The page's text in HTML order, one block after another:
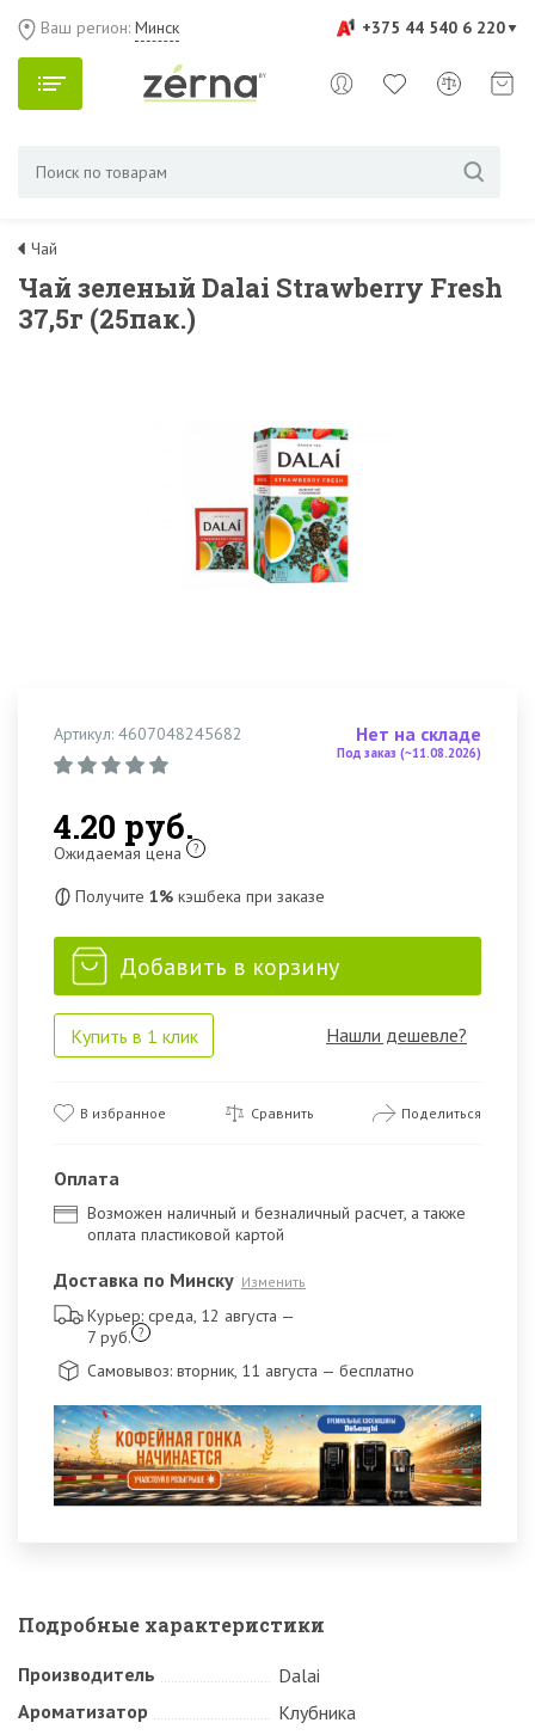
+375 44 540 6 220
Ваш регион: Минск
Чай
Чай зеленый Dalai Strawberry Fresh
37,5г (25пак.)
Артикул: 4607048245682 Нет на складе
Под заказ (~11.08.2026)
4.20 руб.
Ожидаемая цена ?
Получите 1% кэшбека при заказе
Добавить в корзину
Купить в 1 клик Нашли дешевле?
В избранное Сравнить Поделиться
Оплата
Возможен наличный и безналичный расчет, а также
оплата пластиковой картой
Доставка по Минску Изменить
Курьер: среда, 12 августа —
7 руб. ?
Самовывоз: вторник, 11 августа — бесплатно
Подробные характеристики
Производитель
Dalai
Ароматизатор
Клубника